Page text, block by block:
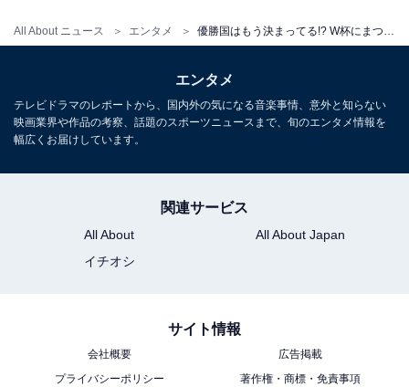
All About ニュース エンタメ
の南アフリカ大会はアフリカ初の開催であり、アフリカ
スペインの優勝でジンクスが崩壊した、とは言い切れな
かったはずだ。
状況が変わったのは14年大会である。南米ブラジルを舞
後述する「5」の、ポルトガルは「1」のジンクスに縛ら
れている。さて、結果は……。
エンタメ
テレビドラマのレポートから、国内外の気になる音楽事情、意外と知らない
映画業界や作品の考察、話題のスポーツニュースまで、旬のエンタメ情報を
幅広くお届けしています。
関連サービス
All About
All About Japan
イチオシ
サイト情報
会社概要
広告掲載
プライバシーポリシー
著作権・商標・免責事項